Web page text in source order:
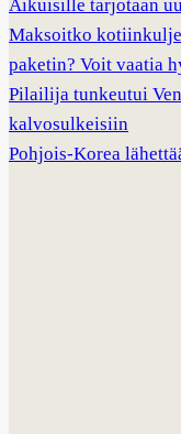
Aikuisille tarjotaan
Maksoitko
paketin? Voit vaatia
Pilailija tunkeutui
kalvosulkeisiin
Pohjois-Korea